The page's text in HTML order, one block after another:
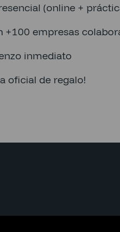
(online +
+100 empresas
inmediato
oficial de regalo!